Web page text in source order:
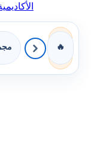
🔥